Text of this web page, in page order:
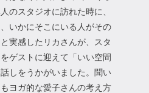
のスタジオに訪れた時に、
いかにそこにいる人がその
実感したリカさんが、スタ
ゲストに迎えて「いい空間
しをうかがいました。聞い
ヨガ的な愛子さんの考え方